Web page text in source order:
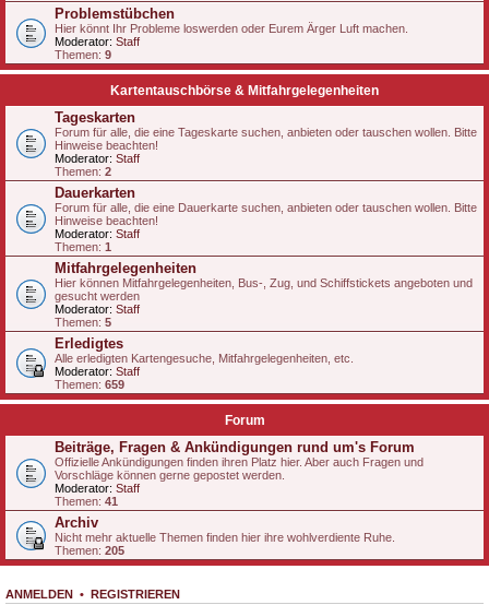
Problemstübchen
Hier könnt Ihr Probleme loswerden oder Eurem Ärger Luft machen.
Moderator: Staff
Themen: 9
Kartentauschbörse & Mitfahrgelegenheiten
Tageskarten
Forum für alle, die eine Tageskarte suchen, anbieten oder tauschen wollen. Bitte
Hinweise beachten!
Moderator: Staff
Themen: 2
Dauerkarten
Forum für alle, die eine Dauerkarte suchen, anbieten oder tauschen wollen. Bitte
Hinweise beachten!
Moderator: Staff
Themen: 1
Mitfahrgelegenheiten
Hier können Mitfahrgelegenheiten, Bus-, Zug, und Schiffstickets angeboten und
gesucht werden
Moderator: Staff
Themen: 5
Erledigtes
Alle erledigten Kartengesuche, Mitfahrgelegenheiten, etc.
Moderator: Staff
Themen: 659
Forum
Beiträge, Fragen & Ankündigungen rund um's Forum
Offizielle Ankündigungen finden ihren Platz hier. Aber auch Fragen und
Vorschläge können gerne gepostet werden.
Moderator: Staff
Themen: 41
Archiv
Nicht mehr aktuelle Themen finden hier ihre wohlverdiente Ruhe.
Themen: 205
ANMELDEN • REGISTRIEREN